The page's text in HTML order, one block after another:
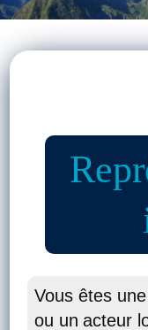
Vous êtes
ou un acteur